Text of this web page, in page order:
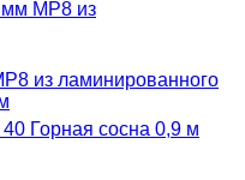
из ламинированного